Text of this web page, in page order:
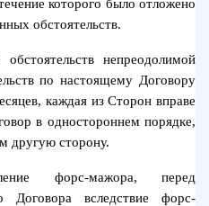
которого было отложено
обстоятельств.
непреодолимой
по настоящему Договору
каждая из Сторон вправе
в одностороннем порядке,
другую сторону.
форс-мажора, перед
Договора вследствие форс-